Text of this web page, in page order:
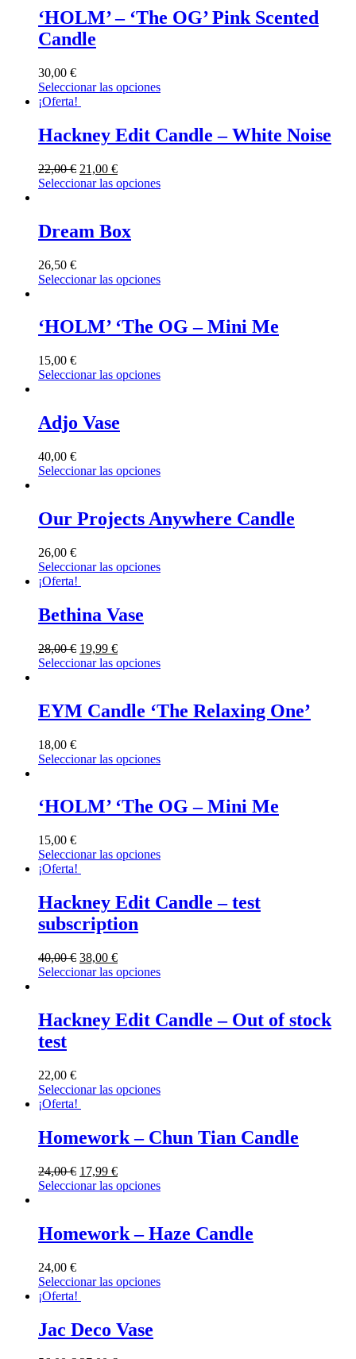
‘HOLM’ – ‘The OG’ Pink Scented
Candle
30,00 €
Seleccionar las opciones
¡Oferta!
Hackney Edit Candle – White Noise
22,00€ 21,00 €
Seleccionar las opciones
Dream Box
26,50 €
Seleccionar las opciones
‘HOLM’ ‘The OG – Mini Me
15,00 €
Seleccionar las opciones
Adjo Vase
40,00 €
Seleccionar las opciones
Our Projects Anywhere Candle
26,00 €
Seleccionar las opciones
¡Oferta!
Bethina Vase
28,00€ 19,99 €
Seleccionar las opciones
EYM Candle ‘The Relaxing One’
18,00 €
Seleccionar las opciones
‘HOLM’ ‘The OG – Mini Me
15,00 €
Seleccionar las opciones
¡Oferta!
Hackney Edit Candle – test
subscription
40,00€ 38,00 €
Seleccionar las opciones
Hackney Edit Candle – Out of stock
test
22,00 €
Seleccionar las opciones
¡Oferta!
Homework – Chun Tian Candle
24,00€ 17,99 €
Seleccionar las opciones
Homework – Haze Candle
24,00 €
Seleccionar las opciones
¡Oferta!
Jac Deco Vase